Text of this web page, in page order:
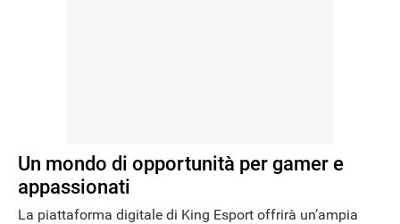
Un mondo di opportunità per gamer e
appassionati
La piattaforma digitale di King Esport offrirà un’ampia